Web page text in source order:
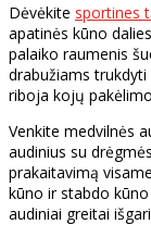
Dėvėkite sportines
apatinės kūno
palaiko raumenis
drabužiams
riboja kojų
Venkite medvilnės
audinius su
prakaitavimą
kūno ir stabdo
audiniai greitai